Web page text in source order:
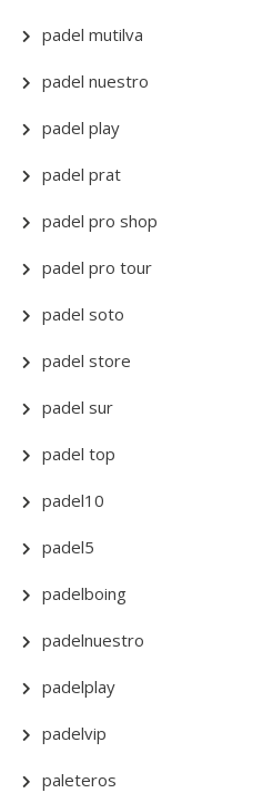
padel mutilva
padel nuestro
padel play
padel prat
padel pro shop
padel pro tour
padel soto
padel store
padel sur
padel top
padel10
padel5
padelboing
padelnuestro
padelplay
padelvip
paleteros